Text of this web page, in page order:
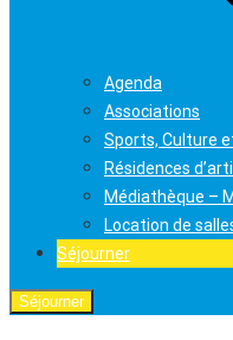
Agenda
Associations
Sports, Culture
Résidences
Médiathèque –
Location de
Séjourner
Séjourner